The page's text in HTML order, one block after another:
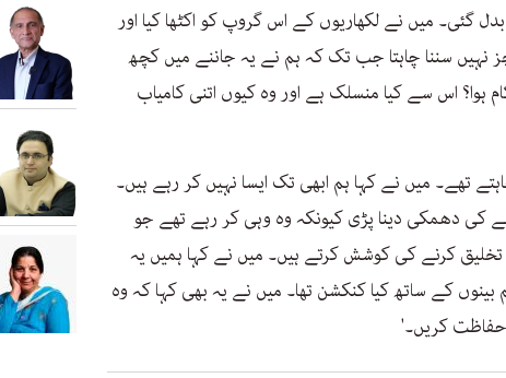
گئی۔ میں نے لکھاریوں کے اس گروپ کو اکٹھا کیا اور
نہیں سننا چاہتا جب تک کہ ہم نے یہ جاننے میں کچھ
ہوا؟ اس سے کیا منسلک ہے اور وہ کیوں اتنی کامیاب
تھے۔ میں نے کہا ہم ابھی تک ایسا نہیں کر رہے ہیں۔
کی دھمکی دینا پڑی کیونکہ وہ وہی کر رہے تھے جو
تخلیق کرنے کی کوشش کرتے ہیں۔ میں نے کہا ہمیں یہ
کے ساتھ کیا کنکشن تھا۔ میں نے یہ بھی کہا کہ وہ
کریں۔'